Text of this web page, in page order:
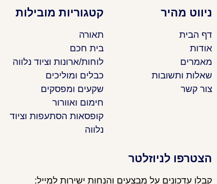
ניווט מהיר
דף הבית
אודות
מאמרים
שאלות ותשובות
צור קשר
קטגוריות מובילות
תאורה
בית חכם
לוחות/ארונות וציוד נלווה
כבלים ומוליכים
שקעים ומפסקים
חימום ואוורור
קופסאות הסתעפות וציוד
נלווה
הצטרפו לניוזלטר
קבלו עדכונים על מבצעים והנחות ישירות למייל: